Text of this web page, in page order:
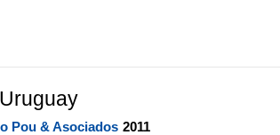
Pou & Asociados 2011